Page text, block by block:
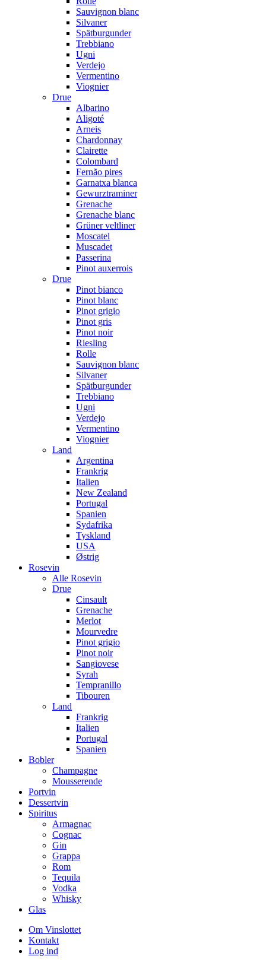
Sauvignon blanc
Silvaner
Spätburgunder
Trebbiano
Ugni
Verdejo
Vermentino
Viognier
Drue
Albarino
Aligoté
Arneis
Chardonnay
Clairette
Colombard
Fernão pires
Garnatxa blanca
Gewurztraminer
Grenache
Grenache blanc
Grüner veltliner
Moscatel
Muscadet
Passerina
Pinot auxerrois
Drue
Pinot bianco
Pinot blanc
Pinot grigio
Pinot gris
Pinot noir
Riesling
Rolle
Sauvignon blanc
Silvaner
Spätburgunder
Trebbiano
Ugni
Verdejo
Vermentino
Viognier
Land
Argentina
Frankrig
Italien
New Zealand
Portugal
Spanien
Sydafrika
Tyskland
USA
Østrig
Rosevin
Alle Rosevin
Drue
Cinsault
Grenache
Merlot
Mourvedre
Pinot grigio
Pinot noir
Sangiovese
Syrah
Tempranillo
Tibouren
Land
Frankrig
Italien
Portugal
Spanien
Bobler
Champagne
Mousserende
Portvin
Dessertvin
Spiritus
Armagnac
Cognac
Gin
Grappa
Rom
Tequila
Vodka
Whisky
Glas
Om Vinslottet
Kontakt
Log ind